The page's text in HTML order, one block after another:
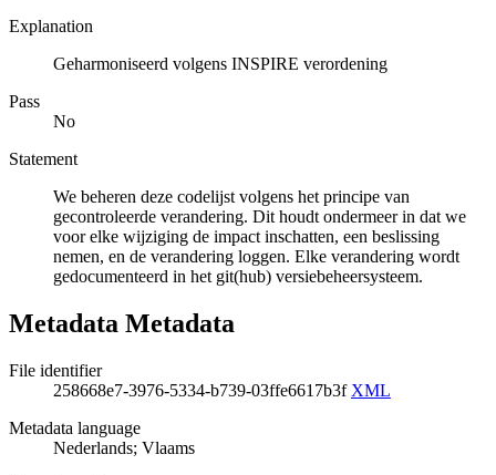
Explanation
Geharmoniseerd volgens INSPIRE verordening
Pass
No
Statement
We beheren deze codelijst volgens het principe van
gecontroleerde verandering. Dit houdt ondermeer in dat we
voor elke wijziging de impact inschatten, een beslissing
nemen, en de verandering loggen. Elke verandering wordt
gedocumenteerd in het git(hub) versiebeheersysteem.
Metadata Metadata
File identifier
258668e7-3976-5334-b739-03ffe6617b3f XML
Metadata language
Nederlands; Vlaams